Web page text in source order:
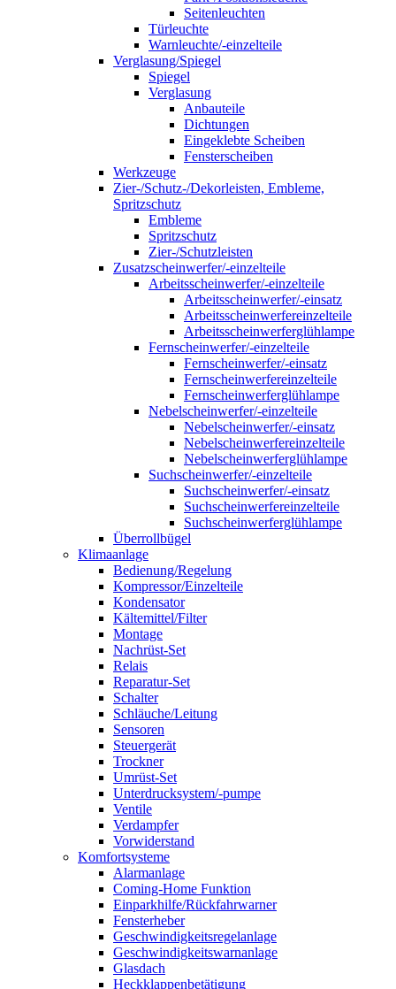
Seitenleuchten
Türleuchte
Warnleuchte/-einzelteile
Verglasung/Spiegel
Spiegel
Verglasung
Anbauteile
Dichtungen
Eingeklebte Scheiben
Fensterscheiben
Werkzeuge
Zier-/Schutz-/Dekorleisten, Embleme,
Spritzschutz
Embleme
Spritzschutz
Zier-/Schutzleisten
Zusatzscheinwerfer/-einzelteile
Arbeitsscheinwerfer/-einzelteile
Arbeitsscheinwerfer/-einsatz
Arbeitsscheinwerfereinzelteile
Arbeitsscheinwerferglühlampe
Fernscheinwerfer/-einzelteile
Fernscheinwerfer/-einsatz
Fernscheinwerfereinzelteile
Fernscheinwerferglühlampe
Nebelscheinwerfer/-einzelteile
Nebelscheinwerfer/-einsatz
Nebelscheinwerfereinzelteile
Nebelscheinwerferglühlampe
Suchscheinwerfer/-einzelteile
Suchscheinwerfer/-einsatz
Suchscheinwerfereinzelteile
Suchscheinwerferglühlampe
Überrollbügel
Klimaanlage
Bedienung/Regelung
Kompressor/Einzelteile
Kondensator
Kältemittel/Filter
Montage
Nachrüst-Set
Relais
Reparatur-Set
Schalter
Schläuche/Leitung
Sensoren
Steuergerät
Trockner
Umrüst-Set
Unterdrucksystem/-pumpe
Ventile
Verdampfer
Vorwiderstand
Komfortsysteme
Alarmanlage
Coming-Home Funktion
Einparkhilfe/Rückfahrwarner
Fensterheber
Geschwindigkeitsregelanlage
Geschwindigkeitswarnanlage
Glasdach
Heckklappenbetätigung